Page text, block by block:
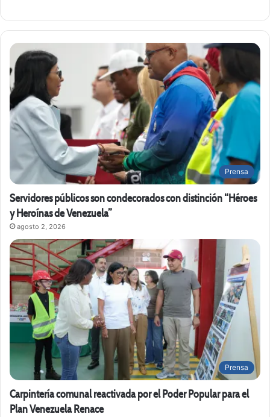
Prensa
Servidores públicos son condecorados con distinción “Héroes
y Heroínas de Venezuela”
agosto 2, 2026
Prensa
Carpintería comunal reactivada por el Poder Popular para el
Plan Venezuela Renace